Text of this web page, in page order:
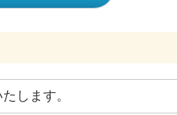
します。